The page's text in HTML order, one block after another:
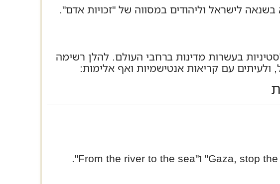
לישראל וליהודים במסווה של "זכויות אדם".
בעשרות מדינות ברחבי העולם. להלן רשימה
ולעיתים עם קריאות אנטישמיות ואף אלימות: